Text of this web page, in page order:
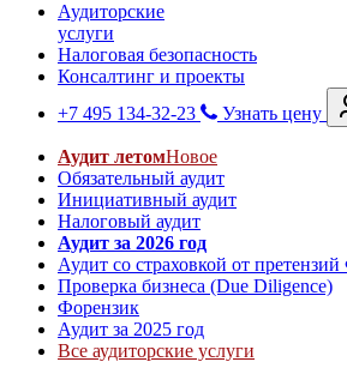
Аудиторские
услуги
Налоговая безопасность
Консалтинг и проекты
+7 495 134-32-23
Узнать цену
Аудит летомНовое
Обязательный аудит
Инициативный аудит
Налоговый аудит
Аудит за 2026 год
Аудит со страховкой от
Проверка бизнеса (Due Diligence)
Форензик
Аудит за 2025 год
Все аудиторские услуги